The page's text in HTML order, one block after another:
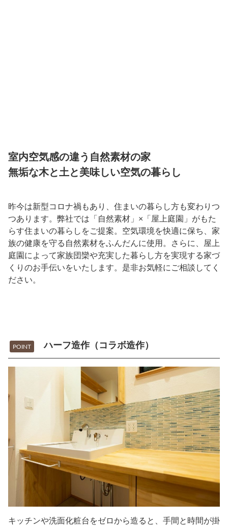
室内空気感の違う自然素材の家
無垢な木と土と美味しい空気の暮らし
昨今は新型コロナ禍もあり、住まいの暮らし方も変わりつ
つあります。弊社では「自然素材」×「屋上庭園」がもた
らす住まいの暮らしをご提案。空気環境を快適に保ち、家
族の健康を守る自然素材をふんだんに使用。さらに、屋上
庭園によって家族団欒や充実した暮らし方を実現する家づ
くりのお手伝いをいたします。是非お気軽にご相談してく
ださい。
POINT ハーフ造作（コラボ造作）
キッチンや洗面化粧台をゼロから造ると、手間と時間が掛